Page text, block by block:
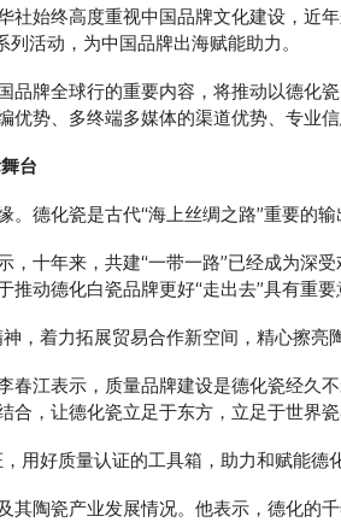
社始终高度重视中国品牌文化建设，近
活动，为中国品牌出海赋能助力。
品牌全球行的重要内容，将推动以德
势、多终端多媒体的渠道优势、专业
台
德化瓷是古代“海上丝绸之路”重要的
，十年来，共建“一带一路”已经成为深
推动德化白瓷品牌更好“走出去”具有重要
，着力拓展贸易合作新空间，精心擦亮
春江表示，质量品牌建设是德化瓷经久
，让德化瓷立足于东方，立足于世界瓷
用好质量认证的工具箱，助力和赋能德
其陶瓷产业发展情况。他表示，德化的